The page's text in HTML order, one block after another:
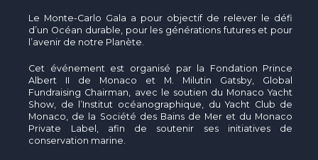
Le Monte-Carlo Gala a pour objectif de relever le défi
d’un Océan durable, pour les générations futures et pour
l’avenir de notre Planète.
Cet événement est organisé par la Fondation Prince
Albert II de Monaco et M. Milutin Gatsby, Global
Fundraising Chairman, avec le soutien du Monaco Yacht
Show, de l’Institut océanographique, du Yacht Club de
Monaco, de la Société des Bains de Mer et du Monaco
Private Label, afin de soutenir ses initiatives de
conservation marine.